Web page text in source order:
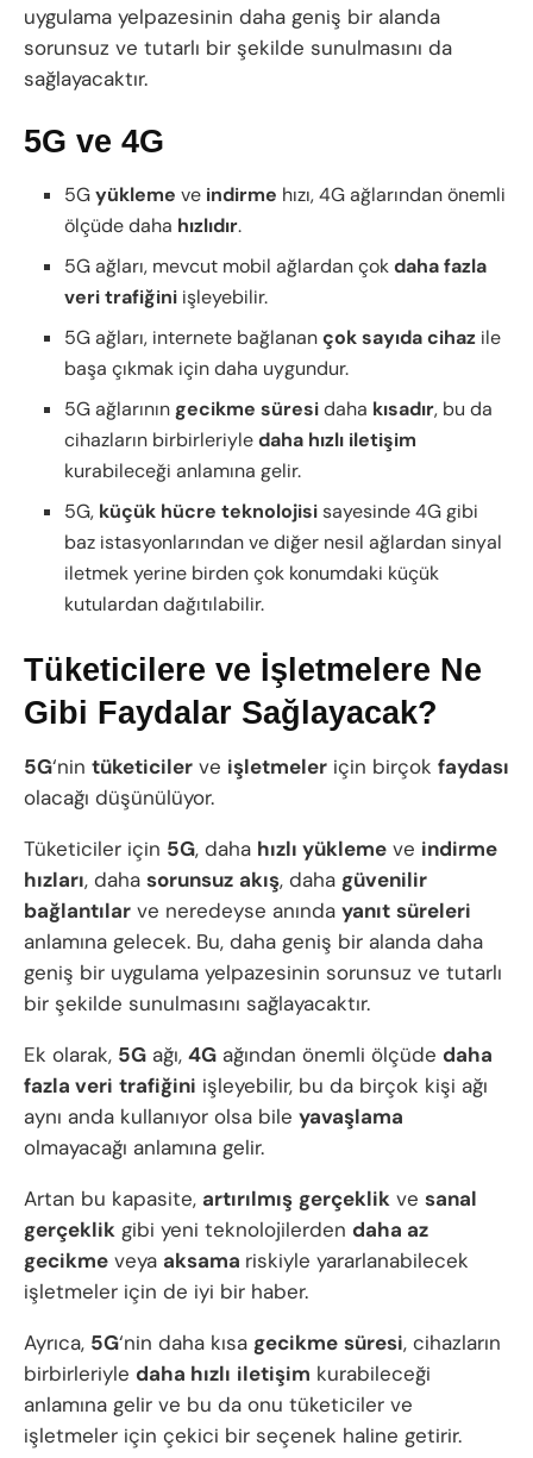
uygulama yelpazesinin daha geniş bir alanda
sorunsuz ve tutarlı bir şekilde sunulmasını da
sağlayacaktır.
5G ve 4G
5Gyükleme ve indirme hızı, 4G ağlarından önemli
ölçüde daha hızlıdır.
5G ağları, mevcut mobil ağlardan çokdaha fazla
veri trafiğini işleyebilir.
5G ağları, internete bağlanançok sayıda cihaz ile
başa çıkmak için daha uygundur.
5G ağlarınıngecikme süresidaha kısadır, bu da
cihazların birbirleriyledaha hızlı iletişim
kurabileceği anlamına gelir.
5G, küçük hücre teknolojisisayesinde 4G gibi
baz istasyonlarından ve diğer nesil ağlardan sinyal
iletmek yerine birden çok konumdaki küçük
kutulardan dağıtılabilir.
Tüketicilere ve İşletmelere Ne
Gibi Faydalar Sağlayacak?
5G‘nin tüketiciler ve işletmeler için birçok faydası
olacağı düşünülüyor.
Tüketiciler için 5G, daha hızlı yükleme ve indirme
hızları, daha sorunsuz akış, daha güvenilir
bağlantılar ve neredeyse anında yanıt süreleri
anlamına gelecek. Bu, daha geniş bir alanda daha
geniş bir uygulama yelpazesinin sorunsuz ve tutarlı
bir şekilde sunulmasını sağlayacaktır.
Ek olarak, 5G ağı, 4G ağından önemli ölçüde daha
fazla veri trafiğini işleyebilir, bu da birçok kişi ağı
aynı anda kullanıyor olsa bile yavaşlama
olmayacağı anlamına gelir.
Artan bu kapasite, artırılmış gerçeklik ve sanal
gerçeklik gibi yeni teknolojilerden daha az
gecikme veya aksama riskiyle yararlanabilecek
işletmeler için de iyi bir haber.
Ayrıca, 5G‘nin daha kısa gecikme süresi, cihazların
birbirleriyle daha hızlı iletişim kurabileceği
anlamına gelir ve bu da onu tüketiciler ve
işletmeler için çekici bir seçenek haline getirir.